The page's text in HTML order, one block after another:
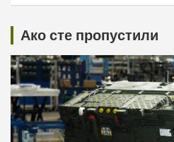
Ако сте пропустили